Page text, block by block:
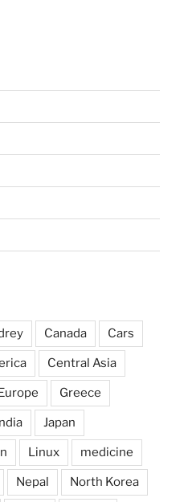
Canada Cars
Central Asia
Europe Greece
India Japan
Linux medicine
Nepal North Korea